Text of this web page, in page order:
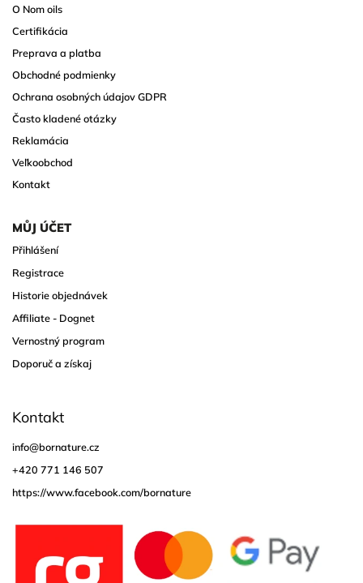
O Nom oils
Certifikácia
Preprava a platba
Obchodné podmienky
Ochrana osobných údajov GDPR
Často kladené otázky
Reklamácia
Veľkoobchod
Kontakt
MŮJ ÚČET
Přihlášení
Registrace
Historie objednávek
Affiliate - Dognet
Vernostný program
Doporuč a získaj
Kontakt
info@bornature.cz
+420 771 146 507
https://www.facebook.com/bornature